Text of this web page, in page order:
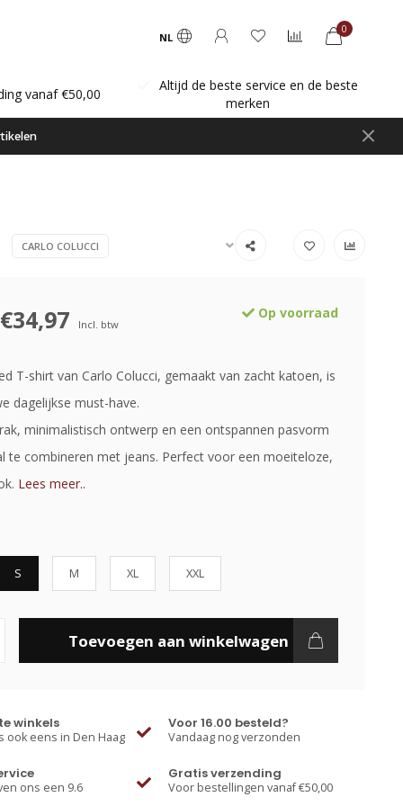
NL
0
vanaf €50,00
Altijd de beste service en de beste
merken
CARLO COLUCCI
€34,97 Incl. btw
Op voorraad
T-shirt van Carlo Colucci, gemaakt van zacht katoen, is
dagelijkse must-have.
minimalistisch ontwerp en een ontspannen pasvorm
te combineren met jeans. Perfect voor een moeiteloze,
Lees meer..
S M XL XXL
Toevoegen aan winkelwagen
winkels
ook eens in Den Haag
Voor 16.00 besteld?
Vandaag nog verzonden
ons een 9.6
Gratis verzending
Voor bestellingen vanaf €50,00